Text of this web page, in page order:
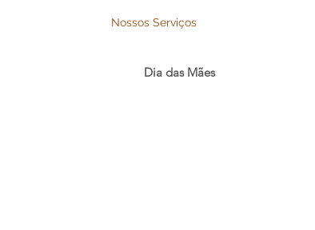
Nossos Serviços
Dia das Mães